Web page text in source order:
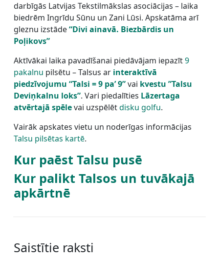
darbīgās Latvijas Tekstilmākslas asociācijas – laika
biedrēm Ingrīdu Sūnu un Zani Lūsi. Apskatāma arī
gleznu izstāde“Divi ainavā. Biezbārdis un
Poļikovs”
Aktīvākai laika pavadīšanai piedāvājam iepazīt9
pakalnu pilsētu – Talsus ar interaktīvā
piedzīvojumu “Talsi = 9 pa’ 9”vai kvestu ”Talsu
Deviņkalnu loks”. Vari piedalīties Lāzertaga
atvērtajā spēlevai uzspēlētdisku golfu.
Vairāk apskates vietu un noderīgas informācijas
Talsu pilsētas kartē.
Kur paēst Talsu pusē
Kur palikt Talsos un tuvākajā
apkārtnē
Saistītie raksti